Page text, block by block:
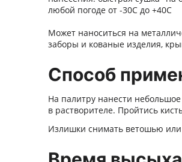
любой погоде от -30С до +40С
Может наноситься на
заборы и кованые изделия,
Способ
На палитру нанести
в растворителе. Пройтись
Излишки снимать ветошью или